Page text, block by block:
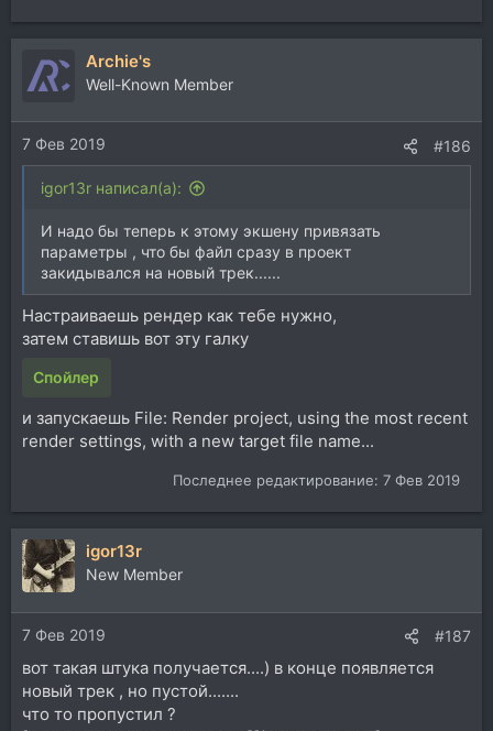
Archie's
Well-Known Member
7 Фев 2019 #186
igor13r написал(а):
И надо бы теперь к этому экшену привязать
параметры , что бы файл сразу в проект
закидывался на новый трек......
Настраиваешь рендер как тебе нужно,
затем ставишь вот эту галку
Спойлер
и запускаешь File: Render project, using the most recent
render settings, with a new target file name...
Последнее редактирование: 7 Фев 2019
igor13r
New Member
7 Фев 2019 #187
вот такая штука получается....) в конце появляется
новый трек , но пустой.......
что то пропустил ?